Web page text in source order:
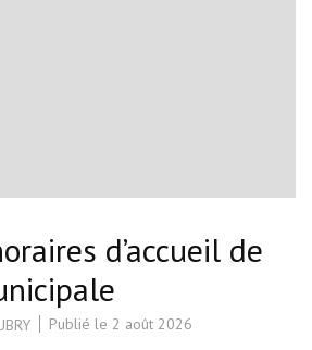
d’accueil de
Publié le 2 août 2026